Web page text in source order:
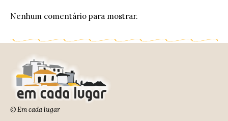
Nenhum comentário para mostrar.
© Em cada lugar